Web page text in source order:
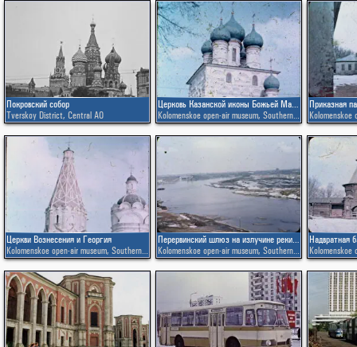
Покровский собор
Tverskoy District, Central AO
Церковь Казанской иконы Божьей Матери
Kolomenskoe open-air museum, Southern AO
Приказная
Kolomenskoe
Церкви Вознесения и Георгия
Kolomenskoe open-air museum, Southern AO
Перервинский шлюз на излучине реки Москвы
Kolomenskoe open-air museum, Southern AO Kolomenskoe